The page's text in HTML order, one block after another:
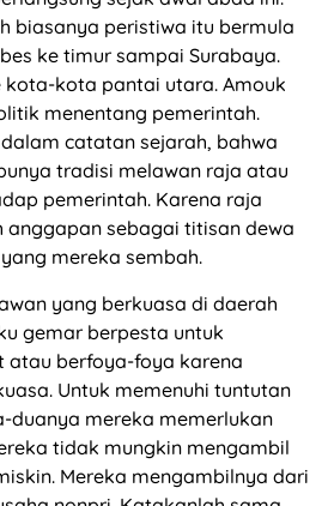
biasanya peristiwa itu bermula
ke timur sampai Surabaya.
kota-kota pantai utara. Amouk
menentang pemerintah.
catatan sejarah, bahwa
tradisi melawan raja atau
pemerintah. Karena raja
sebagai titisan dewa
mereka sembah.
yang berkuasa di daerah
gemar berpesta untuk
atau berfoya-foya karena
Untuk memenuhi tuntutan
duanya mereka memerlukan
tidak mungkin mengambil
Mereka mengambilnya dari